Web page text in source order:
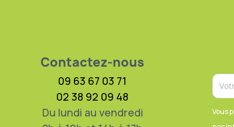
Contactez-nous
09 63 67 03 71
02 38 92 09 48
Du lundi au vendredi
Vous